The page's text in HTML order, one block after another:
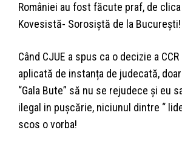
României au fost făcute praf, de
Kovesistă- Sorosiștă de la București!
Când CJUE a spus ca o decizie a
aplicată de instanța de judecată,
“Gala Bute” să nu se rejudece și eu
ilegal in pușcărie, niciunul dintre “
scos o vorba!